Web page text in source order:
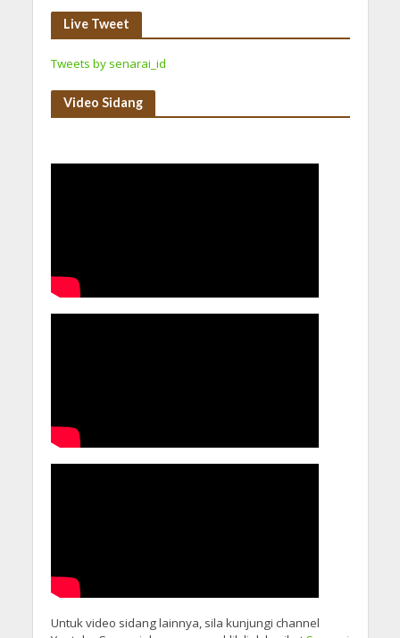
Live Tweet
Tweets by senarai_id
Video Sidang
Untuk video sidang lainnya, sila kunjungi channel